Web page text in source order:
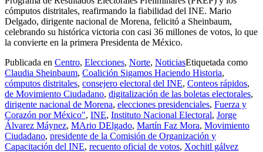
cómputos distritales, reafirmando la fiabilidad del INE. Mario
Delgado, dirigente nacional de Morena, felicitó a Sheinbaum,
celebrando su histórica victoria con casi 36 millones de votos, lo que
la convierte en la primera Presidenta de México.
Publicada en Centro, Elecciones, Norte, NoticiasEtiquetada como
Claudia Sheinbaum, Coalición Sigamos Haciendo Historia,
cómputos distritales, consejero electoral del INE, Conteos rápidos,
de Movimiento Ciudadano, digitalización de las boletas electorales,
dirigente nacional de Morena, elecciones presidenciales, Fuerza y
Corazón por México", INE, Instituto Nacional Electoral, Jorge
Álvarez Máynez, MArio DElgado, Martín Faz Mora, Movimiento
Ciudadano, presidente de la Comisión de Organización y
Capacitación del INE, recuento oficial de votos, Xochitl gálvez